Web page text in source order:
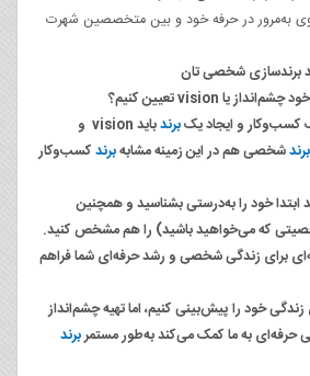
قوی به‌مرور در حرفه خود و بین متخصصین شهرت
visionتعیین کنیم؟
کسب‌وکار و ایجاد یکبرند
باید vision و
برندشخصیهم در این زمینه مشابهبرندکسب‌وکار
خود را به‌درستی بشناسید و همچنین
که می‌خواهید باشید) را هم مشخص کنید.
برای زندگی شخصی و رشد حرفه‌ای شما فراهم
زندگی خود را پیش‌بینی کنیم، اماتهیه چشم‌انداز
حرفه‌ای به ما کمک می‌کند به‌طور مستمربرند